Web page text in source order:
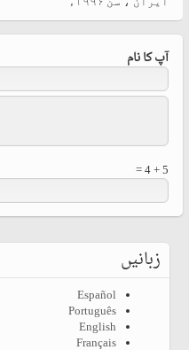
آپ کا نام
5 + 4 =
زبانیں
Español
Português
English
Français